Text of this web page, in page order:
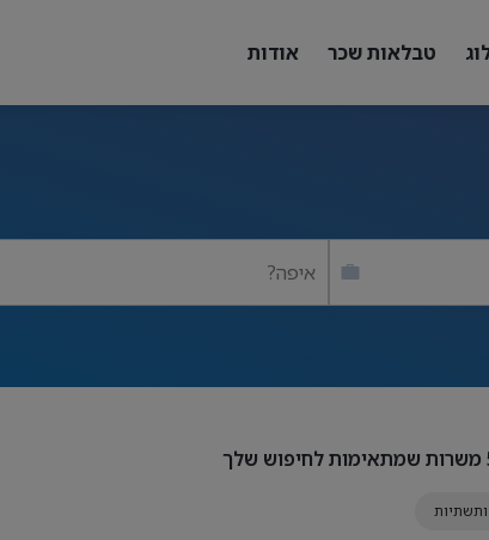
טבלאות שכר אודות
איפה?
משרות שמתאימות לחיפוש שלך